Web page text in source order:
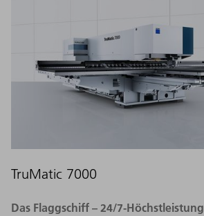
TruMatic 7000
Das Flaggschiff – 24/7-